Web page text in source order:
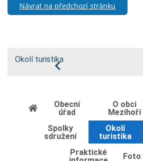
Návrat na předchozí stránku
Okolí turistika
Obecní
úřad
O obci
Mezihoří
Spolky
sdružení
Okolí
turistika
Praktické
Foto